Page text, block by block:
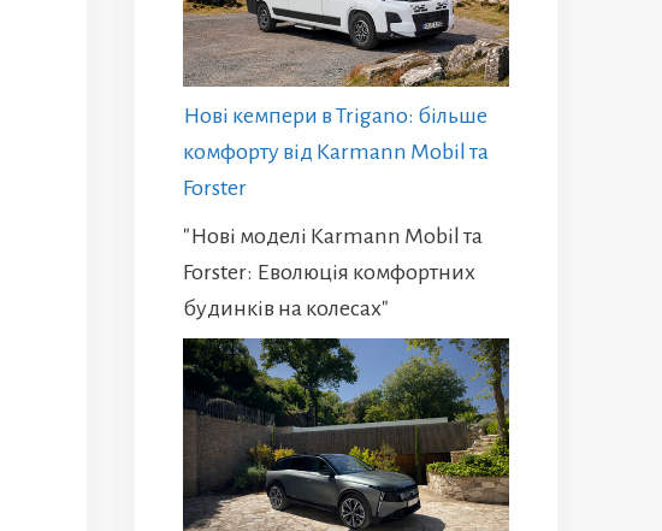
Нові кемпери в Trigano: більше
комфорту від Karmann Mobil та
Forster
"Нові моделі Karmann Mobil та
Forster: Еволюція комфортних
будинків на колесах"